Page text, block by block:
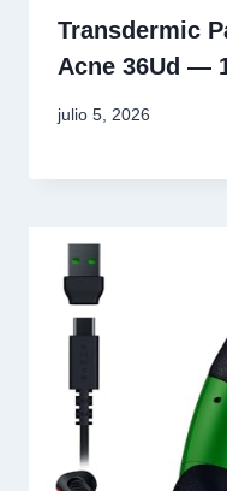
Transdermic
Acne 36Ud —
julio 5, 2026